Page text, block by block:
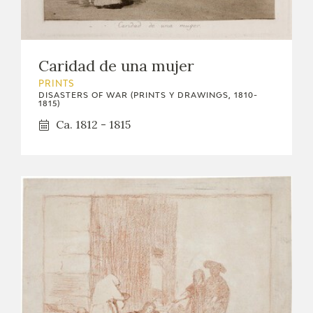
Caridad de una mujer
PRINTS
DISASTERS OF WAR (PRINTS Y DRAWINGS, 1810-
1815)
Ca. 1812 - 1815